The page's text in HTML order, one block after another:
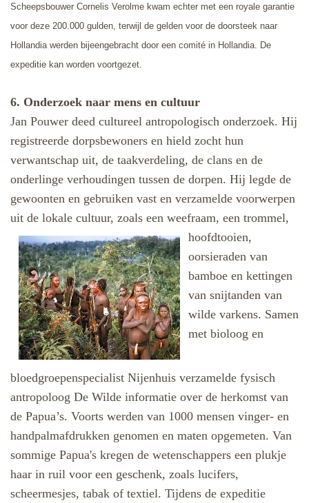
Scheepsbouwer Cornelis Verolme kwam echter met een royale garantie
voor deze 200.000 gulden, terwijl de gelden voor de doorsteek naar
Hollandia werden bijeengebracht door een comité in Hollandia. De
expeditie kan worden voortgezet.
6. Onderzoek naar mens en cultuur
Jan Pouwer deed cultureel antropologisch onderzoek. Hij
registreerde dorpsbewoners en hield zocht hun
verwantschap uit, de taakverdeling, de clans en de
onderlinge verhoudingen tussen de dorpen. Hij legde de
gewoonten en gebruiken vast en verzamelde voorwerpen
uit de lokale cultuur, zoals een weefraam, een trommel,
hoofdtooien,
oorsieraden van
bamboe en kettingen
van snijtanden van
wilde varkens. Samen
met bioloog en
bloedgroepenspecialist Nijenhuis verzamelde fysisch
antropoloog De Wilde informatie over de herkomst van
de Papua’s. Voorts werden van 1000 mensen vinger- en
handpalmafdrukken genomen en maten opgemeten. Van
sommige Papua's kregen de wetenschappers een plukje
haar in ruil voor een geschenk, zoals lucifers,
scheermesjes, tabak of textiel. Tijdens de expeditie